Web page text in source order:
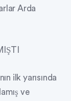
Arda
ilk yarısında
ve